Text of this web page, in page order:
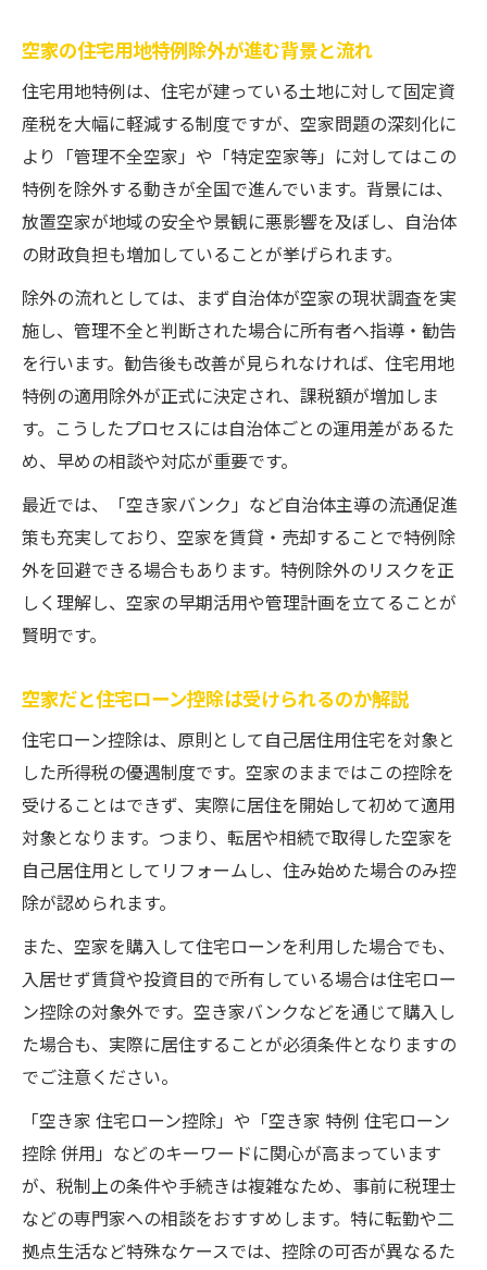
空家の住宅用地特例除外が進む背景と流れ
住宅用地特例は、住宅が建っている土地に対して固定資
産税を大幅に軽減する制度ですが、空家問題の深刻化に
より「管理不全空家」や「特定空家等」に対してはこの
特例を除外する動きが全国で進んでいます。背景には、
放置空家が地域の安全や景観に悪影響を及ぼし、自治体
の財政負担も増加していることが挙げられます。
除外の流れとしては、まず自治体が空家の現状調査を実
施し、管理不全と判断された場合に所有者へ指導・勧告
を行います。勧告後も改善が見られなければ、住宅用地
特例の適用除外が正式に決定され、課税額が増加しま
す。こうしたプロセスには自治体ごとの運用差があるた
め、早めの相談や対応が重要です。
最近では、「空き家バンク」など自治体主導の流通促進
策も充実しており、空家を賃貸・売却することで特例除
外を回避できる場合もあります。特例除外のリスクを正
しく理解し、空家の早期活用や管理計画を立てることが
賢明です。
空家だと住宅ローン控除は受けられるのか解説
住宅ローン控除は、原則として自己居住用住宅を対象と
した所得税の優遇制度です。空家のままではこの控除を
受けることはできず、実際に居住を開始して初めて適用
対象となります。つまり、転居や相続で取得した空家を
自己居住用としてリフォームし、住み始めた場合のみ控
除が認められます。
また、空家を購入して住宅ローンを利用した場合でも、
入居せず賃貸や投資目的で所有している場合は住宅ロー
ン控除の対象外です。空き家バンクなどを通じて購入し
た場合も、実際に居住することが必須条件となりますの
でご注意ください。
「空き家 住宅ローン控除」や「空き家 特例 住宅ローン
控除 併用」などのキーワードに関心が高まっています
が、税制上の条件や手続きは複雑なため、事前に税理士
などの専門家への相談をおすすめします。特に転勤や二
拠点生活など特殊なケースでは、控除の可否が異なるた